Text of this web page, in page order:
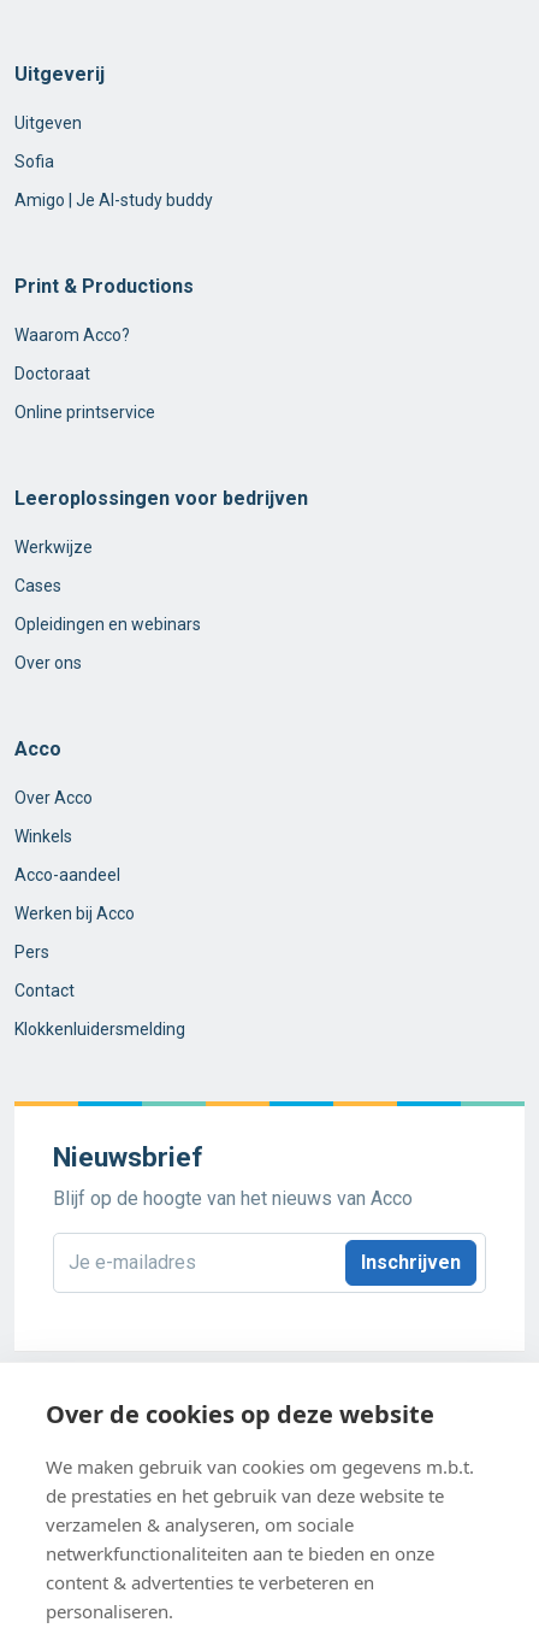
Uitgeverij
Uitgeven
Sofia
Amigo | Je AI-study buddy
Print & Productions
Waarom Acco?
Doctoraat
Online printservice
Leeroplossingen voor bedrijven
Werkwijze
Cases
Opleidingen en webinars
Over ons
Acco
Over Acco
Winkels
Acco-aandeel
Werken bij Acco
Pers
Contact
Klokkenluidersmelding
Nieuwsbrief
Blijf op de hoogte van het nieuws van Acco
Privacybeleid
Cookie-instellingen
Over de cookies op deze website
We maken gebruik van cookies om gegevens m.b.t.
de prestaties en het gebruik van deze website te
verzamelen & analyseren, om sociale
netwerkfunctionaliteiten aan te bieden en onze
content & advertenties te verbeteren en
personaliseren.